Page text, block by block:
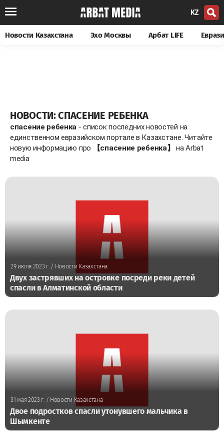
KZ
Новости Казахстана Эхо Москвы Арбат LIFE
НОВОСТИ: СПАСЕНИЕ РЕБЕНКА
спасение ребенка - список последних новостей на
единственном евразийском портале в Казахстане. Читайте
новую информацию про
【спасение ребенка】
на Arbat
media
29 июля 2023 г./ Новости Казахстана
Двух застрявших на островке посреди реки детей
спасли в Алматинской области
31 мая 2023 г./ Новости Казахстана
Двое подростков спасли утонувшего мальчика в
Шымкенте